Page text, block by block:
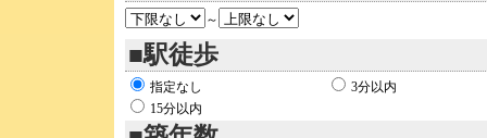
～
■駅徒歩
指定なし
3分以内
15分以内